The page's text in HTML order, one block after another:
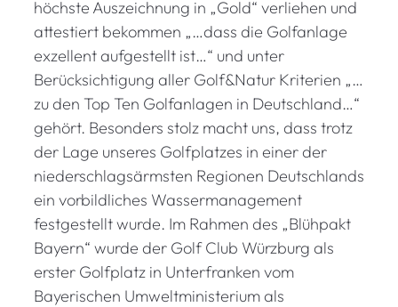
höchste Auszeichnung in „Gold“ verliehen und
attestiert bekommen „…dass die Golfanlage
exzellent aufgestellt ist…“ und unter
Berücksichtigung aller Golf&Natur Kriterien „…
zu den Top Ten Golfanlagen in Deutschland…“
gehört. Besonders stolz macht uns, dass trotz
der Lage unseres Golfplatzes in einer der
niederschlagsärmsten Regionen Deutschlands
ein vorbildliches Wassermanagement
festgestellt wurde. Im Rahmen des „Blühpakt
Bayern“ wurde der Golf Club Würzburg als
erster Golfplatz in Unterfranken vom
Bayerischen Umweltministerium als